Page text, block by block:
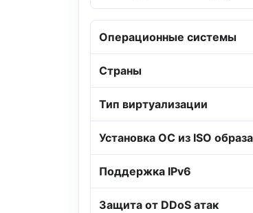
Операционные системы
Страны
Тип виртуализации
Установка ОС из ISO образа
Поддержка IPv6
Защита от DDoS атак